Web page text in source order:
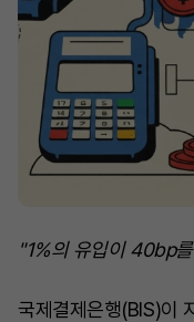
"1%의 유입이 40bp
국제결제은행(BIS)이